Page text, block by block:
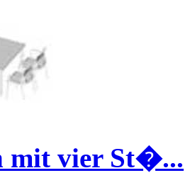
mit vier St�...